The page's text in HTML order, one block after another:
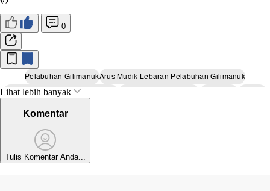
0
Pelabuhan GilimanukArus Mudik Lebaran Pelabuhan Gilimanuk
Arus Mudik Pelabuhan Gilimanuk
Lihat lebih banyak
Komentar
Tulis Komentar Anda...